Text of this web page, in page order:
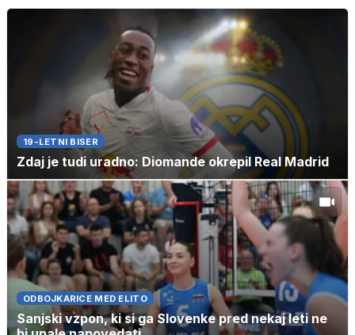
19-LETNI BISER
Zdaj je tudi uradno: Diomande okrepil Real Madrid
ODBOJKARICE MED ELITO
Sanjski vzpon, ki si ga Slovenke pred nekaj leti ne